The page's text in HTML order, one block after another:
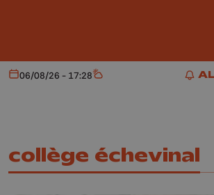
Aujourd'hui
06/08/26 - 17:28 Météo
collège échevinal